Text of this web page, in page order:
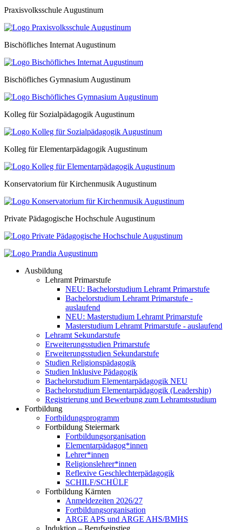
Praxisvolksschule Augustinum
Bischöfliches Internat Augustinum
Bischöfliches Gymnasium Augustinum
Kolleg für Sozialpädagogik Augustinum
Kolleg für Elementarpädagogik Augustinum
Konservatorium für Kirchenmusik Augustinum
Private Pädagogische Hochschule Augustinum
Ausbildung
Lehramt Primarstufe
NEU: Bachelorstudium Lehramt Primarstufe
Bachelorstudium Lehramt Primarstufe -
auslaufend
NEU: Masterstudium Lehramt Primarstufe
Masterstudium Lehramt Primarstufe - auslaufend
Lehramt Sekundarstufe
Erweiterungsstudien Primarstufe
Erweiterungsstudien Sekundarstufe
Studien Religionspädagogik
Studien Inklusive Pädagogik
Bachelorstudium Elementarpädagogik NEU
Bachelorstudium Elementarpädagogik (Leadership)
Registrierung und Bewerbung zum Lehramtsstudium
Fortbildung
Fortbildungsprogramm
Fortbildung Steiermark
Fortbildungsorganisation
Elementarpädagog*innen
Lehrer*innen
Religionslehrer*innen
Reflexive Geschlechterpädagogik
SCHILF/SCHÜLF
Fortbildung Kärnten
Anmeldezeiten 2026/27
Fortbildungsorganisation
ARGE APS und ARGE AHS/BMHS